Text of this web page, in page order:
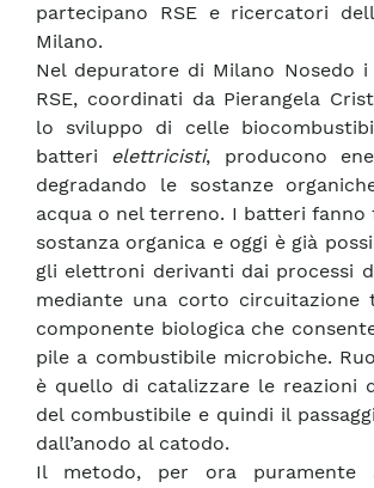
partecipano RSE e ricercatori
Milano.
Nel depuratore di Milano Nosedo
RSE, coordinati da Pierangela
lo sviluppo di celle
batteri elettricisti, producono
degradando le sostanze
acqua o nel terreno. I batteri fanno
sostanza organica e oggi è già
gli elettroni derivanti dai processi
mediante una corto circuitazione
componente biologica che
pile a combustibile microbiche.
è quello di catalizzare le reazioni
del combustibile e quindi il
dall’anodo al catodo.
Il metodo, per ora puramente